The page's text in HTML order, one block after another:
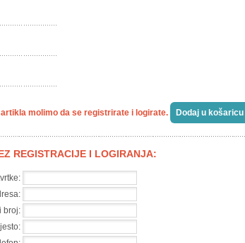
molimo da se registrirate i logirate.
REGISTRACIJE I LOGIRANJA:
broj: